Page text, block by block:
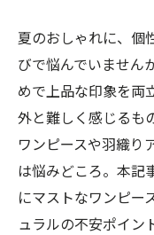
夏のおしゃれに、個
びで悩んでいません
めで上品な印象を両
外と難しく感じるも
ワンピースや羽織り
は悩みどころ。本記
にマストなワンピー
ュラルの不安ポイン